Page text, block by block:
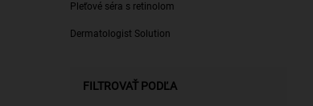
Pleťové séra s retinolom
Dermatologist Solution
FILTROVAŤ PODĽA